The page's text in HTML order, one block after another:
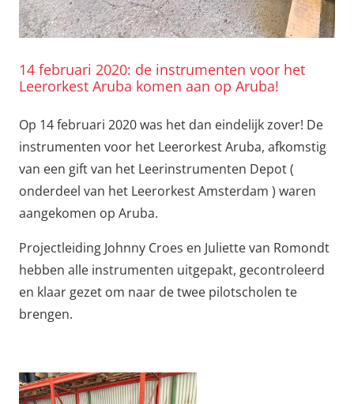
14 februari 2020: de instrumenten voor het
Leerorkest Aruba komen aan op Aruba!
Op 14 februari 2020 was het dan eindelijk zover! De
instrumenten voor het Leerorkest Aruba, afkomstig
van een gift van het Leerinstrumenten Depot (
onderdeel van het Leerorkest Amsterdam ) waren
aangekomen op Aruba.
Projectleiding Johnny Croes en Juliette van Romondt
hebben alle instrumenten uitgepakt, gecontroleerd
en klaar gezet om naar de twee pilotscholen te
brengen.